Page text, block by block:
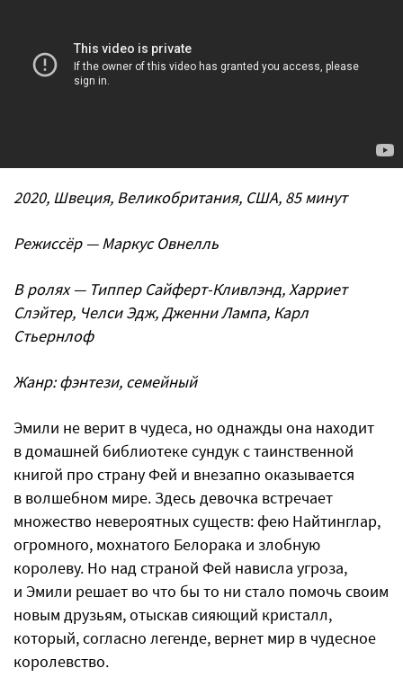
2020, Швеция, Великобритания, США, 85 минут
Режиссёр — Маркус Овнелль
В ролях — Типпер Сайферт-Кливлэнд, Харриет
Слэйтер, Челси Эдж, Дженни Лампа, Карл
Стьернлоф
Жанр: фэнтези, семейный
Эмили не верит в чудеса, но однажды она находит
в домашней библиотеке сундук с таинственной
книгой про страну Фей и внезапно оказывается
в волшебном мире. Здесь девочка встречает
множество невероятных существ: фею Найтинглар,
огромного, мохнатого Белорака и злобную
королеву. Но над страной Фей нависла угроза,
и Эмили решает во что бы то ни стало помочь своим
новым друзьям, отыскав сияющий кристалл,
который, согласно легенде, вернет мир в чудесное
королевство.